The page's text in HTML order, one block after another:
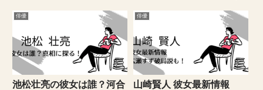
山下智久さんの母親や父親との関
係、幼少期からの成長の軌跡を、
写真や年齢といった具体的な情
報...
どのような家族環境の中で現在の
人柄が形成されたのかを知りたい
と考えている方も多いのではない
でしょうか。この記事では戸塚
さ...
俳優
池松壮亮の彼女は誰？河合
俳優
山崎賢人 彼女最新情報